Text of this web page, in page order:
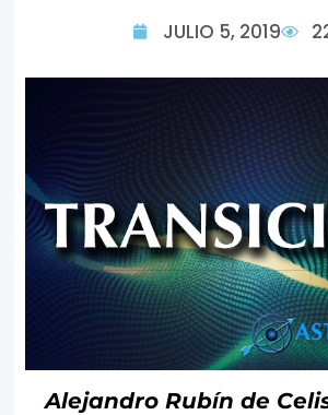
JULIO 5, 2019
Alejandro Rubín de